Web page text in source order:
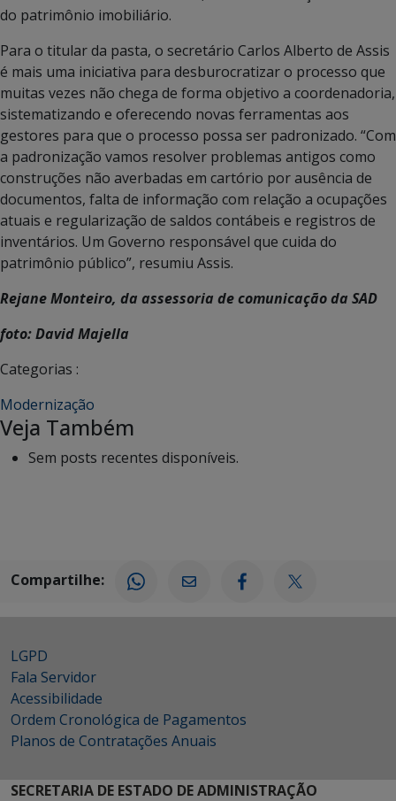
do patrimônio imobiliário.
Para o titular da pasta, o secretário Carlos Alberto de Assis
é mais uma iniciativa para desburocratizar o processo que
muitas vezes não chega de forma objetivo a coordenadoria,
sistematizando e oferecendo novas ferramentas aos
gestores para que o processo possa ser padronizado. “Com
a padronização vamos resolver problemas antigos como
construções não averbadas em cartório por ausência de
documentos, falta de informação com relação a ocupações
atuais e regularização de saldos contábeis e registros de
inventários. Um Governo responsável que cuida do
patrimônio público”, resumiu Assis.
Rejane Monteiro, da assessoria de comunicação da SAD
foto: David Majella
Categorias :
Modernização
Veja Também
Sem posts recentes disponíveis.
Compartilhe:
LGPD
Fala Servidor
Acessibilidade
Ordem Cronológica de Pagamentos
Planos de Contratações Anuais
SECRETARIA DE ESTADO DE ADMINISTRAÇÃO